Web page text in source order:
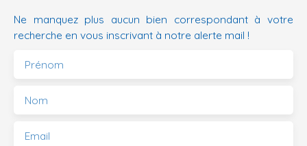
Ne manquez plus aucun bien correspondant à votre
recherche en vous inscrivant à notre alerte mail !
Prénom
Nom
Email